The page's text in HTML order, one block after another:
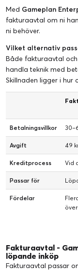
Med Gameplan
fakturaavtal om ni
ni behöver.
Vilket alternativ
Både fakturaavtal
handla teknik med
Skillnaden ligger i hur
Betalningsvillkor
Avgift 49
Kreditprocess Vid
Passar för
Fördelar
Fakturaavtal -
löpande inköp
Fakturaavtal passar